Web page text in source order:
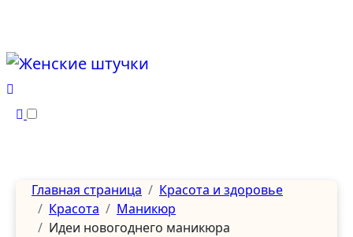
Главная страница
Красота и здоровье
Красота
Маникюр
Идеи новогоднего маникюра